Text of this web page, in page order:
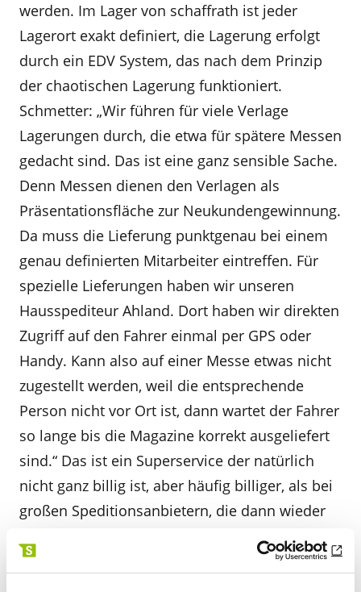
werden. Im Lager von schaffrath ist jeder
Lagerort exakt definiert, die Lagerung erfolgt
durch ein EDV System, das nach dem Prinzip
der chaotischen Lagerung funktioniert.
Schmetter: „Wir führen für viele Verlage
Lagerungen durch, die etwa für spätere Messen
gedacht sind. Das ist eine ganz sensible Sache.
Denn Messen dienen den Verlagen als
Präsentationsfläche zur Neukundengewinnung.
Da muss die Lieferung punktgenau bei einem
genau definierten Mitarbeiter eintreffen. Für
spezielle Lieferungen haben wir unseren
Hausspediteur Ahland. Dort haben wir direkten
Zugriff auf den Fahrer einmal per GPS oder
Handy. Kann also auf einer Messe etwas nicht
zugestellt werden, weil die entsprechende
Person nicht vor Ort ist, dann wartet der Fahrer
so lange bis die Magazine korrekt ausgeliefert
sind.“ Das ist ein Superservice der natürlich
nicht ganz billig ist, aber häufig billiger, als bei
großen Speditionsanbietern, die dann wieder
mit SubSubunternehmern arbeiten. Die
arbeiten häufig mit anonymen Fahrern, die sich